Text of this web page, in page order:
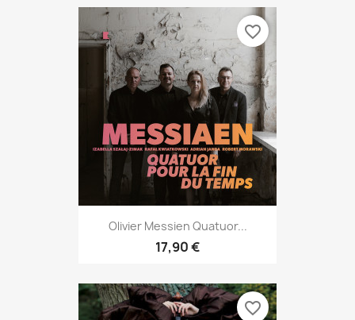
Olivier Messien Quatuor...
17,90 €
favorite_border
favorite_border